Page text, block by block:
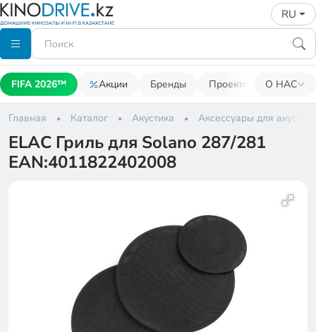
RU
FIFA 2026™ Акции Бренды Проекторы О НАС
Главная Каталог Акустика Аксессуары для
ELAC Гриль для Solano 287/281
EAN:4011822402008